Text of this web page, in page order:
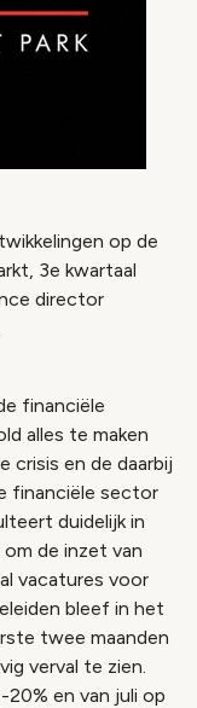
op de
3e kwartaal
director
financiële
alles te maken
en de daarbij
financiële sector
duidelijk in
de inzet van
vacatures voor
bleef in het
twee maanden
verval te zien.
20% en van juli op